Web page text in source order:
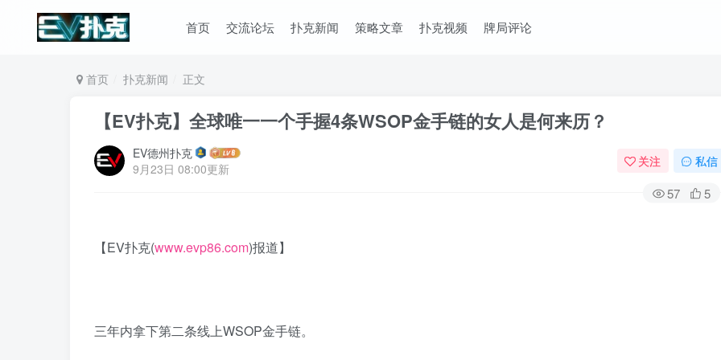
首页 交流论坛 扑克新闻 策略文章 扑克视频 牌局评论
首页 扑克新闻 正文
【EV扑克】全球唯一一个手握4条WSOP金手链的女人是何来历？
EV德州扑克
9月23日 08:00更新
关注 私信
57 5
【EV扑克(www.evp86.com)报道】
三年内拿下第二条线上WSOP金手链。